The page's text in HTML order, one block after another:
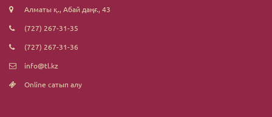
Алматы қ., Абай даңғ., 43
(727) 267-31-35
(727) 267-31-36
info@tl.kz
Online сатып алу